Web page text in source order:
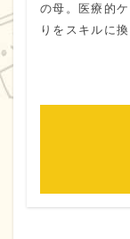
の母。医療的
りをスキルに